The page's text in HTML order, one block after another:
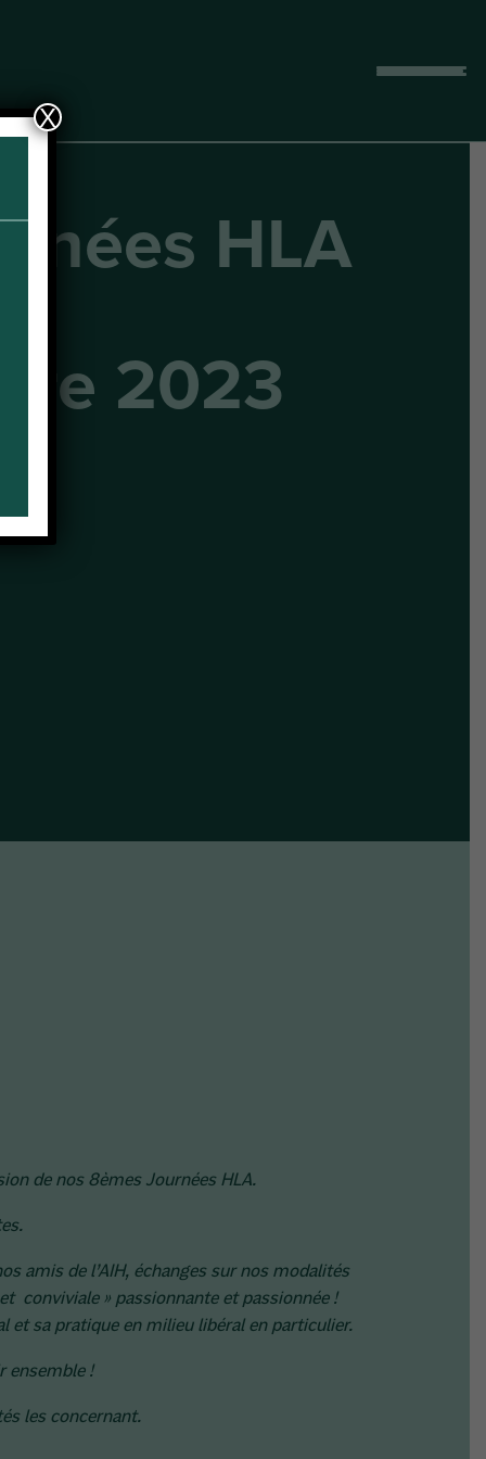
HLA
2023
de nos 8èmes Journées HLA.
amis de l’AIH, échanges sur nos modalités
conviviale » passionnante et passionnée !
et sa pratique en milieu libéral en particulier.
ensemble !
les concernant.
X